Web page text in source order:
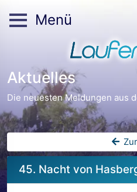
Menü
Aktuelles
Die neuesten Meldungen aus
45. Nacht von